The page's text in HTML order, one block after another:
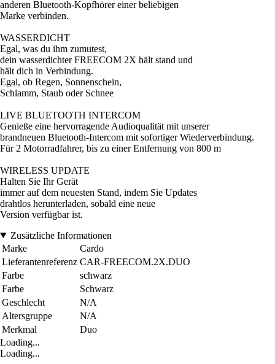
anderen Bluetooth-Kopfhörer einer beliebigen
Marke verbinden.
WASSERDICHT
Egal, was du ihm zumutest,
dein wasserdichter FREECOM 2X hält stand und
hält dich in Verbindung.
Egal, ob Regen, Sonnenschein,
Schlamm, Staub oder Schnee
LIVE BLUETOOTH INTERCOM
Genieße eine hervorragende Audioqualität mit unserer
brandneuen Bluetooth-Intercom mit sofortiger Wiederverbindung.
Für 2 Motorradfahrer, bis zu einer Entfernung von 800 m
WIRELESS UPDATE
Halten Sie Ihr Gerät
immer auf dem neuesten Stand, indem Sie Updates
drahtlos herunterladen, sobald eine neue
Version verfügbar ist.
Zusätzliche Informationen
Marke
Cardo
Lieferantenreferenz CAR-FREECOM.2X.DUO
Farbe
schwarz
Farbe
Schwarz
Geschlecht
N/A
Altersgruppe
N/A
Merkmal
Duo
Loading...
Loading...